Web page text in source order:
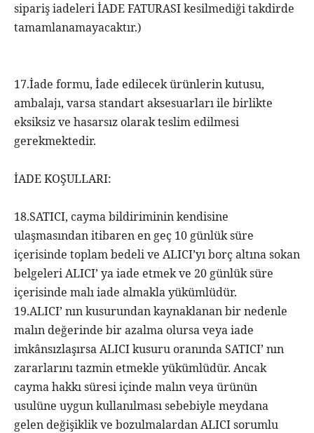
sipariş iadeleri İADE FATURASI kesilmediği takdirde
tamamlanamayacaktır.)
17.İade formu, İade edilecek ürünlerin kutusu,
ambalajı, varsa standart aksesuarları ile birlikte
eksiksiz ve hasarsız olarak teslim edilmesi
gerekmektedir.
İADE KOŞULLARI:
18.SATICI, cayma bildiriminin kendisine
ulaşmasından itibaren en geç 10 günlük süre
içerisinde toplam bedeli ve ALICI’yı borç altına sokan
belgeleri ALICI’ ya iade etmek ve 20 günlük süre
içerisinde malı iade almakla yükümlüdür.
19.ALICI’ nın kusurundan kaynaklanan bir nedenle
malın değerinde bir azalma olursa veya iade
imkânsızlaşırsa ALICI kusuru oranında SATICI’ nın
zararlarını tazmin etmekle yükümlüdür. Ancak
cayma hakkı süresi içinde malın veya ürünün
usulüne uygun kullanılması sebebiyle meydana
gelen değişiklik ve bozulmalardan ALICI sorumlu